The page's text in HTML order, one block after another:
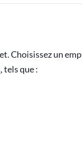
Choisissez un
, tels que :